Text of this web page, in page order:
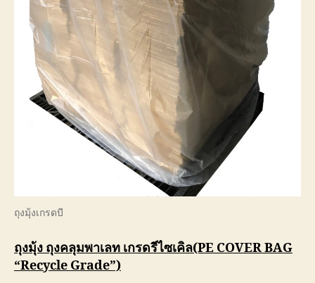
ถุงมุ้งเกรดบี
ถุงมุ้ง ถุงคลุมพาเลท เกรดรีไซเคิล(PE COVER BAG
“Recycle Grade”)